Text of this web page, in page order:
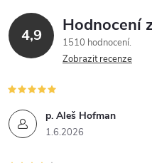
d
a
c
í
p
4,9 Hodnocení
1510 hodnocení
Zobrazit recenze
p. Aleš Hofman
1.6.2026